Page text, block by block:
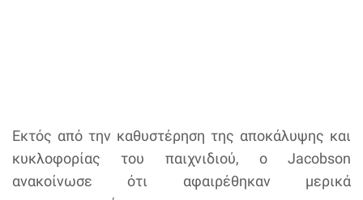
Εκτός από την καθυστέρηση της αποκάλυψης και
κυκλοφορίας του παιχνιδιού, ο Jacobson
ανακοίνωσε ότι αφαιρέθηκαν μερικά